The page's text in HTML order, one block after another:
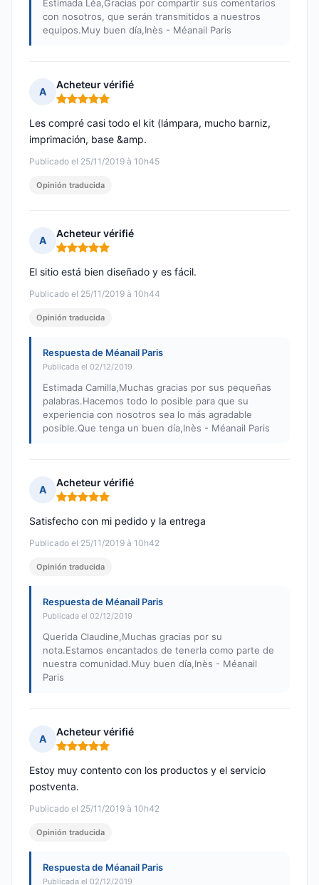
Estimada Léa,Gracias por compartir sus comentarios
con nosotros, que serán transmitidos a nuestros
equipos.Muy buen día,Inès - Méanail Paris
A
Acheteur vérifié
Nota: 5 de 5
Publicado el 25/11/2019 à 10h45
Les compré casi todo el kit (lámpara, mucho barniz,
imprimación, base &amp.
Opinión traducida
A
Acheteur vérifié
Nota: 5 de 5
Publicado el 25/11/2019 à 10h44
El sitio está bien diseñado y es fácil.
Opinión traducida
Respuesta de Méanail Paris
Publicada el 02/12/2019
Estimada Camilla,Muchas gracias por sus pequeñas
palabras.Hacemos todo lo posible para que su
experiencia con nosotros sea lo más agradable
posible.Que tenga un buen día,Inès - Méanail Paris
A
Acheteur vérifié
Nota: 5 de 5
Publicado el 25/11/2019 à 10h42
Satisfecho con mi pedido y la entrega
Opinión traducida
Respuesta de Méanail Paris
Publicada el 02/12/2019
Querida Claudine,Muchas gracias por su
nota.Estamos encantados de tenerla como parte de
nuestra comunidad.Muy buen día,Inès - Méanail
Paris
A
Acheteur vérifié
Nota: 5 de 5
Publicado el 25/11/2019 à 10h42
Estoy muy contento con los productos y el servicio
postventa.
Opinión traducida
Respuesta de Méanail Paris
Publicada el 02/12/2019